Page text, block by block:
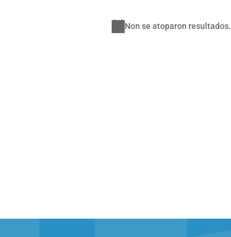
Notice
Non se atoparon resultados.